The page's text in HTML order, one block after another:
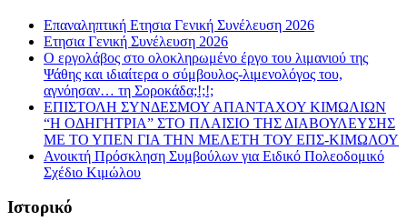
Επαναληπτική Ετησια Γενική Συνέλευση 2026
Ετησια Γενική Συνέλευση 2026
Ο εργολάβος στο ολοκληρωμένο έργο του λιμανιού της
Ψάθης και ιδιαίτερα ο σύμβουλος-λιμενολόγος του,
αγνόησαν… τη Σοροκάδα;!;!;
ΕΠΙΣΤΟΛΗ ΣΥΝΔΕΣΜΟΥ ΑΠΑΝΤΑΧΟΥ ΚΙΜΩΛΙΩΝ
“Η ΟΔΗΓΗΤΡΙΑ” ΣΤΟ ΠΛΑΙΣΙΟ ΤΗΣ ΔΙΑΒΟΥΛΕΥΣΗΣ
ΜΕ ΤΟ ΥΠΕΝ ΓΙΑ ΤΗΝ ΜΕΛΕΤΗ ΤΟΥ ΕΠΣ-ΚΙΜΩΛΟΥ
Ανοικτή Πρόσκληση Συμβούλων για Ειδικό Πολεοδομικό
Σχέδιο Κιμώλου
Ιστορικό